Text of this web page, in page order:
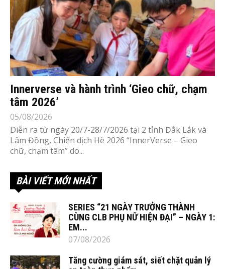
Innerverse và hành trình ‘Gieo chữ, chạm
tâm 2026’
05/08/2026
Diễn ra từ ngày 20/7-28/7/2026 tại 2 tỉnh Đắk Lắk và
Lâm Đồng, Chiến dịch Hè 2026 “InnerVerse – Gieo
chữ, chạm tâm” do...
BÀI VIẾT MỚI NHẤT
SERIES “21 NGÀY TRƯỞNG THÀNH
CÙNG CLB PHỤ NỮ HIỆN ĐẠI” – NGÀY 1:
EM...
07/08/2026
Tăng cường giám sát, siết chặt quản lý